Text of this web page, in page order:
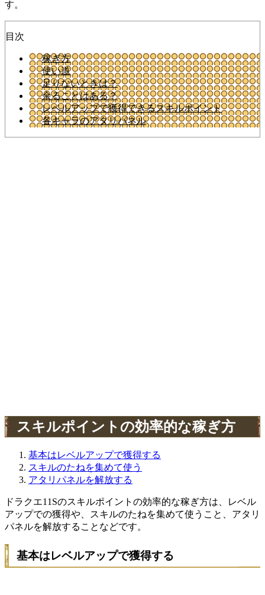
す。
目次
稼ぎ方
使い道
足りないときは？
余ることはある？
レベルアップで獲得できるスキルポイント
各キャラのアタリパネル
スキルポイントの効率的な稼ぎ方
基本はレベルアップで獲得する
スキルのたねを集めて使う
アタリパネルを解放する
ドラクエ11Sのスキルポイントの効率的な稼ぎ方は、レベル
アップでの獲得や、スキルのたねを集めて使うこと、アタリ
パネルを解放することなどです。
基本はレベルアップで獲得する